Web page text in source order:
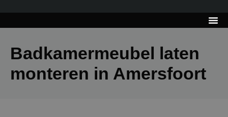
Badkamermeubel laten
monteren in Amersfoort